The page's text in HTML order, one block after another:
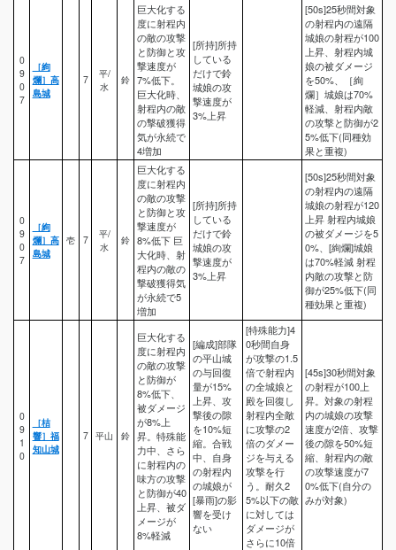
0
9
0
7
［絢
爛］高
島城
7
平/
水
鈴
巨大化する
度に射程内
の敵の攻撃
と防御と攻
撃速度が
7%低下。
巨大化時、
射程内の敵
の撃破獲得
気が永続で
4増加
[所持]所持
している
だけで鈴
城娘の攻
撃速度が
3%上昇
[50s]25秒間対象
の射程内の遠隔
城娘の射程が100
上昇、射程内城
娘の被ダメージ
を50%、［絢
爛］城娘は70%
軽減、射程内敵
の攻撃と防御が2
5%低下(同種効
果と重複)
0
9
0
7
［絢
爛］高
島城
壱 7
平/
水
鈴
巨大化する
度に射程内
の敵の攻撃
と防御と攻
撃速度が
8%低下 巨
大化時、射
程内の敵の
撃破獲得気
が永続で5
増加
[所持]所持
している
だけで鈴
城娘の攻
撃速度が
3%上昇
[50s]25秒間対象
の射程内の遠隔
城娘の射程が120
上昇 射程内城娘
の被ダメージを5
0%、[絢爛]城娘
は70%軽減 射程
内敵の攻撃と防
御が25%低下(同
種効果と重複)
0
9
1
0
［桔
響］福
知山城
7 平山 鈴
巨大化する
度に射程内
の敵の攻撃
と防御が
8%低下、
被ダメージ
が8%上
昇。特殊能
力中、さら
に射程内の
味方の攻撃
と防御が40
上昇、被ダ
メージが
8%軽減
[編成]部隊
の平山城
の与回復
量が15%
上昇、攻
撃後の隙
を10%短
縮。合戦
中、自身
の射程内
の城娘が
[暴雨]の影
響を受け
ない
[特殊能力]4
0秒間自身
が攻撃の1.5
倍で射程内
の全城娘と
殿を回復し
射程内全敵
に攻撃の2
倍のダメー
ジを与える
攻撃を行
う。耐久2
5%以下の敵
に対しては
ダメージが
さらに10倍
[45s]30秒間対象
の射程が100上
昇。対象の射程
内の城娘の攻撃
速度が2倍、攻撃
後の隙を50%短
縮、射程内の敵
の攻撃速度が7
0%低下(自分の
みが対象)